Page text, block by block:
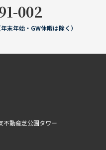
002
末年始・GW休暇は除く）
不動産芝公園タワー